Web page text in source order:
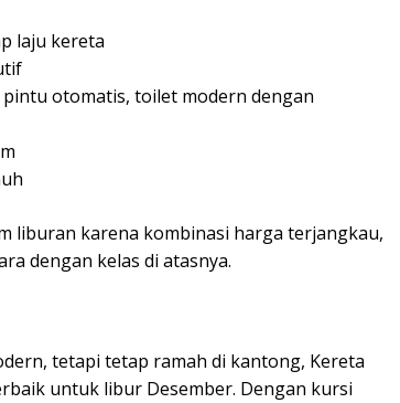
laju kereta
pintu otomatis, toilet modern dengan
liburan karena kombinasi harga terjangkau,
dengan kelas di atasnya.
tetapi tetap ramah di kantong, Kereta
untuk libur Desember. Dengan kursi